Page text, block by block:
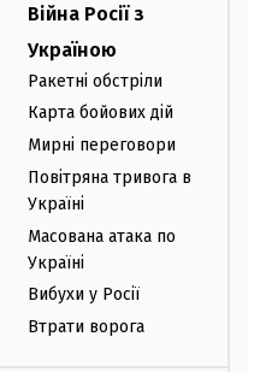
Війна Росії з
Україною
Ракетні обстріли
Карта бойових дій
Мирні переговори
Повітряна тривога в
Україні
Масована атака по
Україні
Вибухи у Росії
Втрати ворога